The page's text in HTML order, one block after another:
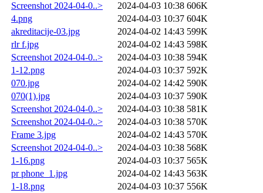
Screenshot 2024-04-0..>
2024-04-03 10:38 606K
4.png
2024-04-03 10:37 604K
akreditacije-03.jpg
2024-04-02 14:43 599K
rlr f.jpg
2024-04-02 14:43 598K
Screenshot 2024-04-0..>
2024-04-03 10:38 594K
1-12.png
2024-04-03 10:37 592K
070.jpg
2024-04-02 14:42 590K
070(1).jpg
2024-04-03 10:37 590K
Screenshot 2024-04-0..>
2024-04-03 10:38 581K
Screenshot 2024-04-0..>
2024-04-03 10:38 570K
Frame 3.jpg
2024-04-02 14:43 570K
Screenshot 2024-04-0..>
2024-04-03 10:38 568K
1-16.png
2024-04-03 10:37 565K
pr phone_1.jpg
2024-04-02 14:43 563K
1-18.png
2024-04-03 10:37 556K